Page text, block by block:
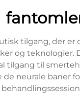
tilgang, der
og
tilgang til
neurale baner